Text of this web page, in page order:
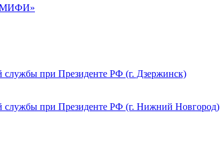
«МИФИ»
службы при Президенте РФ (г. Дзержинск)
службы при Президенте РФ (г. Нижний Новгород)